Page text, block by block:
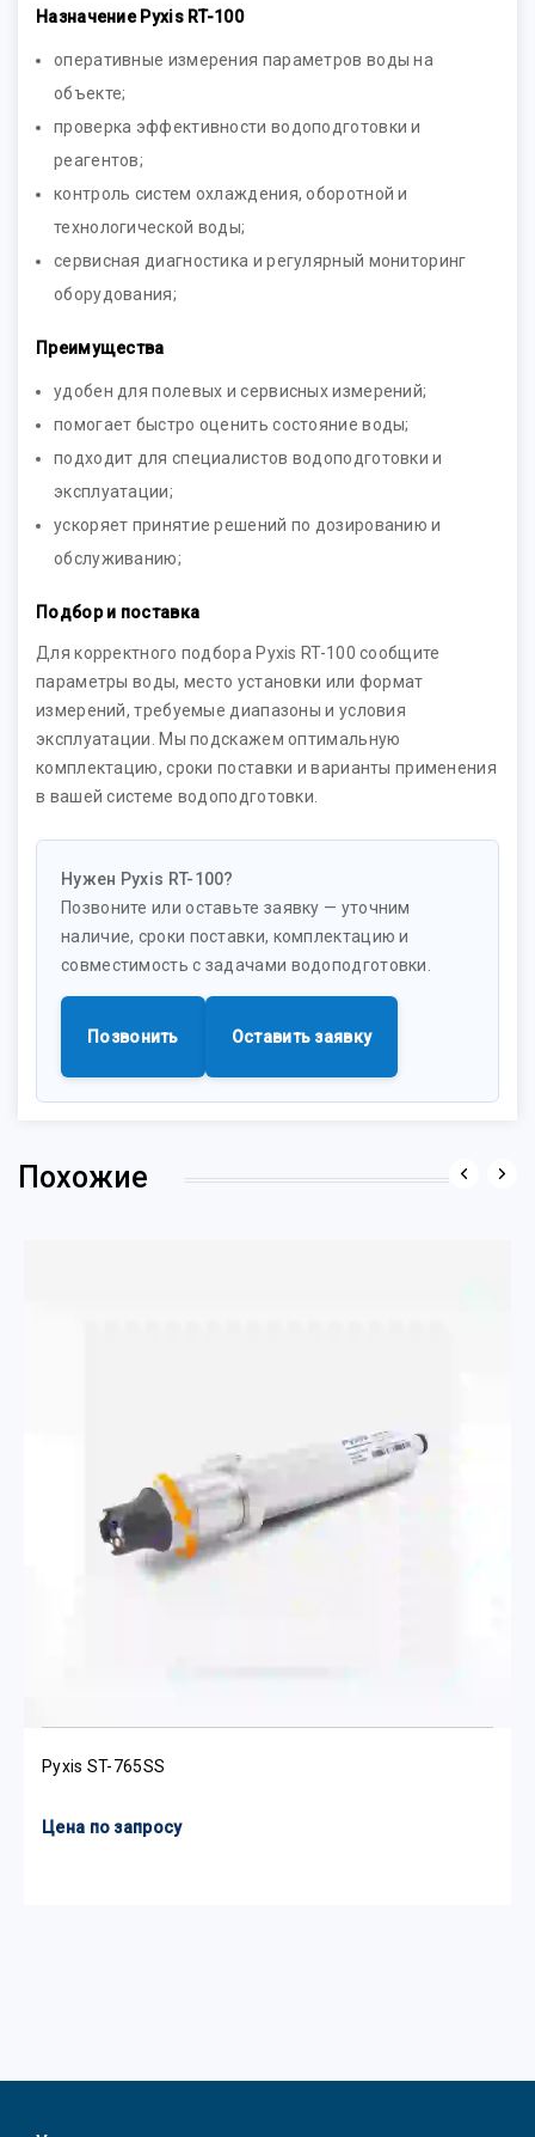
Назначение Pyxis RT-100
оперативные измерения параметров воды на
объекте;
проверка эффективности водоподготовки и
реагентов;
контроль систем охлаждения, оборотной и
технологической воды;
сервисная диагностика и регулярный мониторинг
оборудования;
Преимущества
удобен для полевых и сервисных измерений;
помогает быстро оценить состояние воды;
подходит для специалистов водоподготовки и
эксплуатации;
ускоряет принятие решений по дозированию и
обслуживанию;
Подбор и поставка
Для корректного подбора Pyxis RT-100 сообщите
параметры воды, место установки или формат
измерений, требуемые диапазоны и условия
эксплуатации. Мы подскажем оптимальную
комплектацию, сроки поставки и варианты применения
в вашей системе водоподготовки.
Нужен Pyxis RT-100?
Позвоните или оставьте заявку — уточним
наличие, сроки поставки, комплектацию и
совместимость с задачами водоподготовки.
Позвонить Оставить заявку
Похожие
Pyxis ST-765SS
Цена по запросу